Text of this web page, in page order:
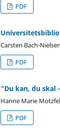
PDF
Carsten Bach-Nielsen
PDF
"Du kan, du skal
Hanne Marie
PDF